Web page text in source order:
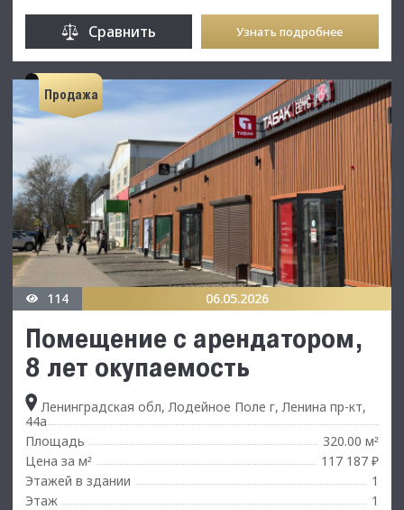
Сравнить Узнать подробнее
Продажа
114 06.05.2026
Помещение с арендатором,
8 лет окупаемость
Ленинградская обл, Лодейное Поле г, Ленина пр-кт,
44а
Площадь
320.00 м²
Цена за м²
117 187 ₽
Этажей в здании
1
Этаж
1